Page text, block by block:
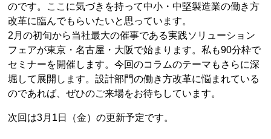
のです。ここに気づきを持って中小・中堅製造業の働き方
改革に臨んでもらいたいと思っています。
2月の初旬から当社最大の催事である実践ソリューション
フェアが東京・名古屋・大阪で始まります。私も90分枠で
セミナーを開催します。今回のコラムのテーマもさらに深
堀して展開します。設計部門の働き方改革に悩まれている
のであれば、ぜひのご来場をお待ちしています。
次回は3月1日（金）の更新予定です。